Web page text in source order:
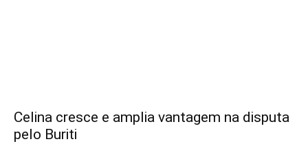
Celina cresce e amplia vantagem na disputa
pelo Buriti